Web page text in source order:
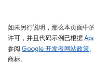
如未另行说明，那么本页面中
许可，并且代码示例已根据
参阅 Google 开发者网站政策
商标。